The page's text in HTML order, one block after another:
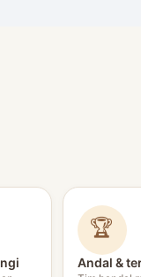
🏆
Andal &